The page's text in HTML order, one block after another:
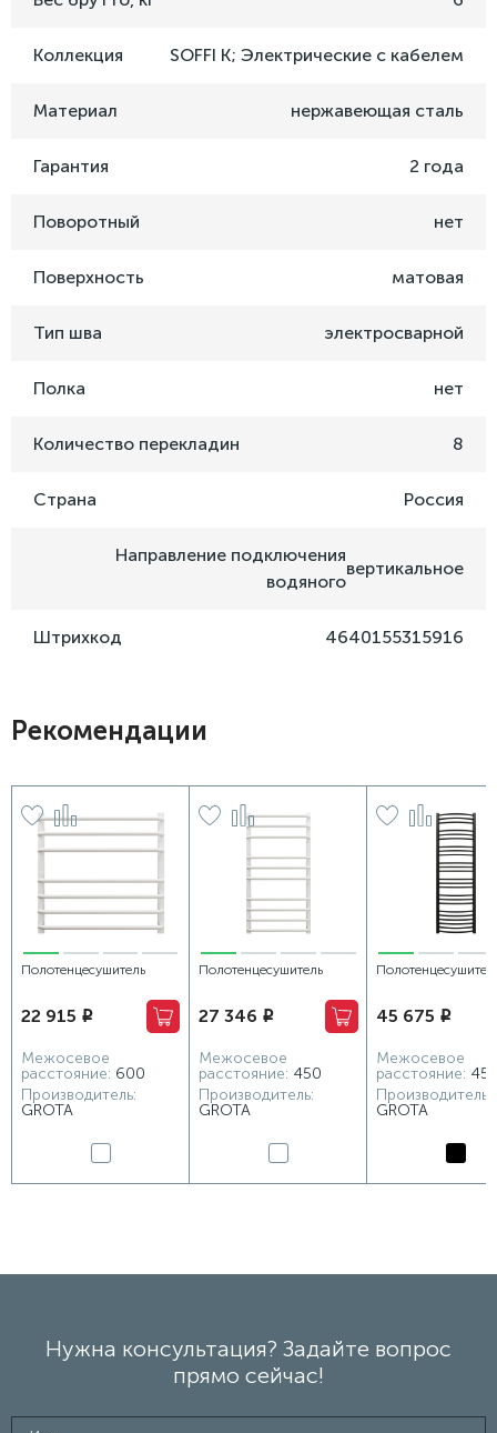
Коллекция SOFFI K; Электрические с кабелем
Материал нержавеющая сталь
Гарантия 2 года
Поворотный нет
Поверхность матовая
Тип шва электросварной
Полка нет
Количество перекладин 8
Страна Россия
Направление подключения
водяного
вертикальное
Штрихкод 4640155315916
Рекомендации
Полотенцесушитель
Forte 630x600 белый
22 915 i
Межосевое
расстояние: 600
Производитель:
GROTA
Полотенцесушитель
Forte 480x900 белый
27 346 i
Межосевое
расстояние: 450
Производитель:
GROTA
Calma 480x1500
45 675 i
Межосевое
расстояние:
Производитель:
GROTA
Нужна консультация? Задайте вопрос
прямо сейчас!